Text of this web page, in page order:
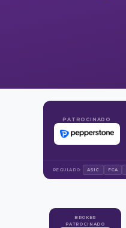
PATROCINADO
REGULADO: ASIC FCA
BROKER
PATROCINADO